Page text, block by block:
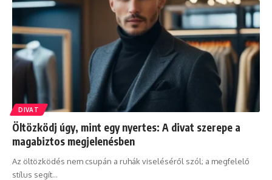
DIVAT
Öltözködj úgy, mint egy nyertes: A divat szerepe a
magabiztos megjelenésben
Az öltözködés nem csupán a ruhák viseléséről szól; a megfelelő
stílus segít…